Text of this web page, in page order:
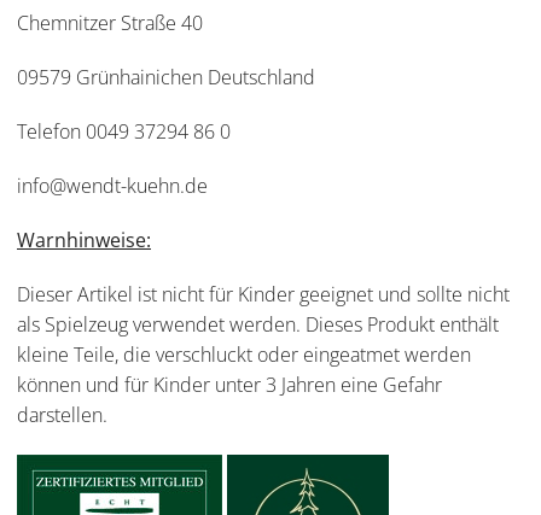
Chemnitzer Straße 40
09579 Grünhainichen Deutschland
Telefon 0049 37294 86 0
info@wendt-kuehn.de
Warnhinweise:
Dieser Artikel ist nicht für Kinder geeignet und sollte nicht
als Spielzeug verwendet werden. Dieses Produkt enthält
kleine Teile, die verschluckt oder eingeatmet werden
können und für Kinder unter 3 Jahren eine Gefahr
darstellen.